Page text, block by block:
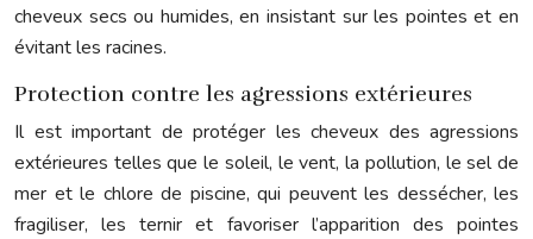
cheveux secs ou humides, en insistant sur les pointes et en
évitant les racines.
Protection contre les agressions extérieures
Il est important de protéger les cheveux des agressions
extérieures telles que le soleil, le vent, la pollution, le sel de
mer et le chlore de piscine, qui peuvent les dessécher, les
fragiliser, les ternir et favoriser l’apparition des pointes